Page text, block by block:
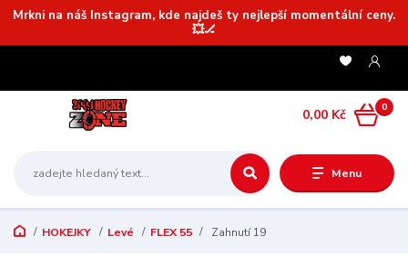
Mrkni na náš Instagram, kde najdeš ty nejlepší momentální ceny.
💥🏒
Menu
0
0,00 Kč
HOKEJKY Levé FLEX 55 Zahnutí 19